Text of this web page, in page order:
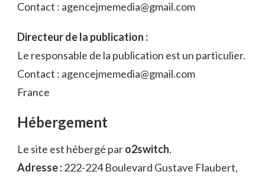
Contact : agencejmemedia@gmail.com
Directeur de la publication :
Le responsable de la publication est un particulier.
Contact : agencejmemedia@gmail.com
France
Hébergement
Le site est hébergé paro2switch.
Adresse :222-224 Boulevard Gustave Flaubert,